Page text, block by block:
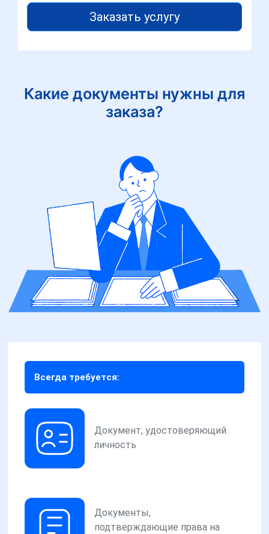
Заказать услугу
Какие документы нужны для
заказа?
Всегда требуется:
Документ, удостоверяющий
личность
Документы,
подтверждающие права на